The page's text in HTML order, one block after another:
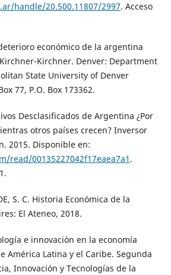
handle/20.500.11807/2997. Acceso
económico de la argentina
Kirchner. Denver: Department
State University of Denver
77, P.O. Box 173362.
Desclasificados de Argentina ¿Por
otros países crecen? Inversor
2015. Disponible en:
read/00135227042f17eaea7a1 .
S. C. Historia Económica de la
El Ateneo, 2018.
e innovación en la economía
América Latina y el Caribe. Segunda
Innovación y Tecnologías de la